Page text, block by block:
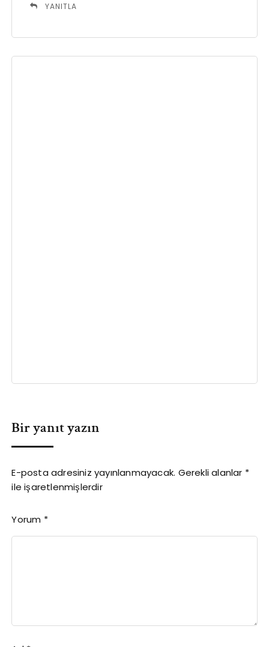
YANITLA
Bir yanıt yazın
E-posta adresiniz yayınlanmayacak. Gerekli alanlar *
ile işaretlenmişlerdir
Yorum *